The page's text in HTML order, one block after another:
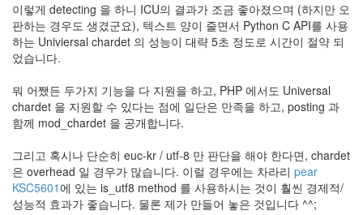
이렇게 detecting 을 하니 ICU의 결과가 조금 좋아졌으며 (하지만 오
판하는 경우도 생겼군요), 텍스트 양이 줄면서 Python C API를 사용
하는 Univiersal chardet 의 성능이 대략 5초 정도로 시간이 절약 되
었습니다.
뭐 어쨌든 두가지 기능을 다 지원을 하고, PHP 에서도 Universal
chardet 을 지원할 수 있다는 점에 일단은 만족을 하고, posting 과
함께 mod_chardet 을 공개합니다.
그리고 혹시나 단순히 euc-kr / utf-8 만 판단을 해야 한다면, chardet
은 overhead 일 경우가 많습니다. 이럴 경우에는 차라리 pear
KSC5601에 있는 is_utf8 method 를 사용하시는 것이 훨씬 경제적/
성능적 효과가 좋습니다. 물론 제가 만들어 놓은 것입니다 ^^;